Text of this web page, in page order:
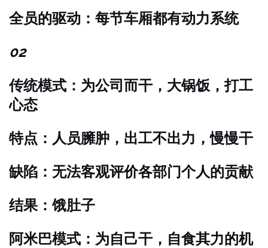
全员的驱动：每节车厢都有动力系统
02
传统模式：为公司而干，大锅饭，打工
心态
特点：人员臃肿，出工不出力，慢慢干
缺陷：无法客观评价各部门个人的贡献
结果：饿肚子
阿米巴模式：为自己干，自食其力的机